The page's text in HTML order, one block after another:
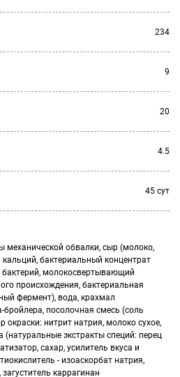
234
9
20
4.5
45 сут
механической обвалки, сыр (молоко,
бактериальный концентрат
молокосвертывающий
происхождения, бактериальная
фермент), вода, крахмал
посолочная смесь (соль
окраски: нитрит натрия, молоко сухое,
экстракты специй: перец
сахар, усилитель вкуса и
- изоаскорбат натрия,
каррагинан